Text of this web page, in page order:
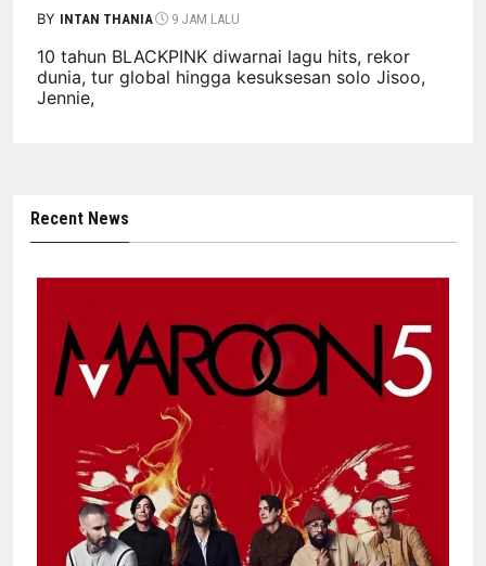
BY INTAN THANIA 9 JAM LALU
10 tahun BLACKPINK diwarnai lagu hits, rekor
dunia, tur global hingga kesuksesan solo Jisoo,
Jennie,
Recent News